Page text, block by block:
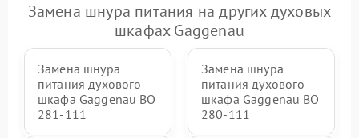
Замена шнура питания на других духовых
шкафах Gaggenau
Замена шнура
питания духового
шкафа Gaggenau BO
281-111
Замена шнура
питания духового
шкафа Gaggenau BO
280-111